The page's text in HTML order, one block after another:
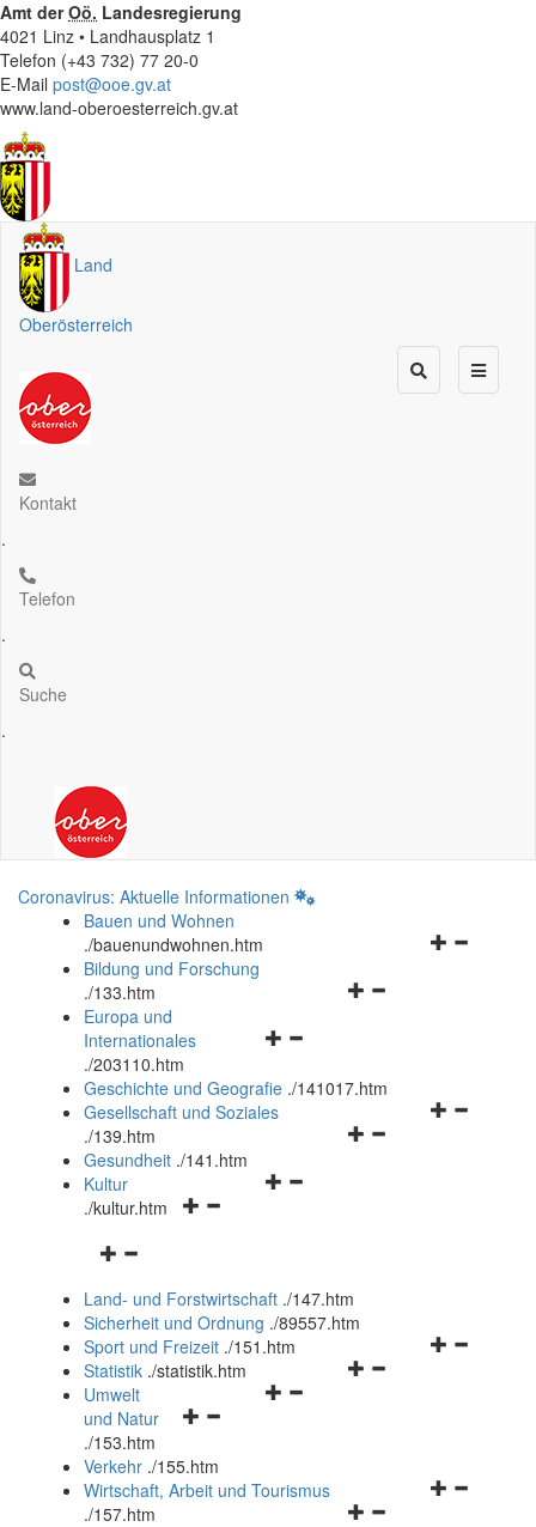
Amt derOö. Landesregierung
4021 Linz • Landhausplatz 1
Telefon (+43 732) 77 20-0
E-Mail post@ooe.gv.at
www.land-oberoesterreich.gv.at
Land
Oberösterreich
Kontakt
.
Telefon
.
Suche
.
Coronavirus: Aktuelle Informationen
Bauen und Wohnen
./bauenundwohnen.htm
Navigationsmenü
Bildung und Forschung
./133.htm
Navigationsmenü
und
schließen
Europa und
Internationales
./203110.htm
Geschichte und Geografie ./141017.htm
Navigationsmenü
Gesellschaft und Soziales
./139.htm
Navigationsmenü
Gesundheit ./141.htm
Navigationsmenü
Kultur
./kultur.htm
Navigationsmenü
und
schließen
Land- und Forstwirtschaft ./147.htm
Sicherheit und Ordnung ./89557.htm
Navigationsmenü
Sport und Freizeit ./151.htm
Navigationsmenü
Statistik ./statistik.htm
Navigationsmenü
und
schließen
Umwelt
und Natur
./153.htm
Verkehr ./155.htm
Navigationsmenü
Wirtschaft, Arbeit und Tourismus
./157.htm